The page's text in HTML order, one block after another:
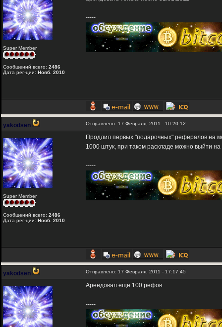
Super Member
Сообщений всего: 2486
Дата рег-ции: Нояб. 2010
-----
yakodsen Отправлено: 17 Февраля, 2011 - 10:20:12
Super Member
Сообщений всего: 2486
Дата рег-ции: Нояб. 2010
Продлил первых "подарочных" рефералов на
1000 штук, при таком раскладе можно выйти
-----
yakodsen Отправлено: 17 Февраля, 2011 - 17:17:45
Арендовал ещё 100 рефов.
-----